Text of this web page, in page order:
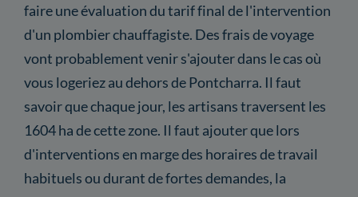
faire une évaluation du tarif final de l'intervention
d'un plombier chauffagiste. Des frais de voyage
vont probablement venir s'ajouter dans le cas où
vous logeriez au dehors de Pontcharra. Il faut
savoir que chaque jour, les artisans traversent les
1604 ha de cette zone. Il faut ajouter que lors
d'interventions en marge des horaires de travail
habituels ou durant de fortes demandes, la